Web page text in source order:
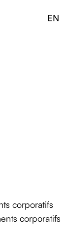
EN
corporatifs
corporatifs